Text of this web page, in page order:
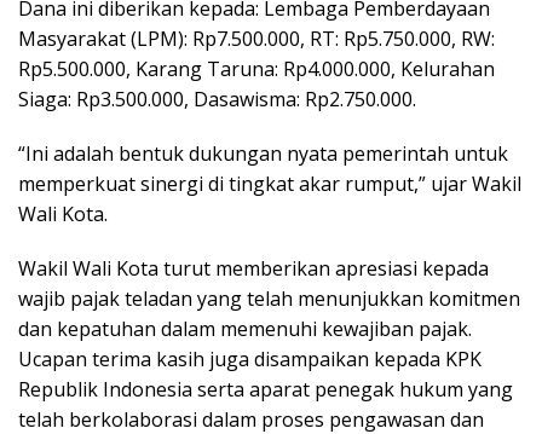
Dana ini diberikan kepada: Lembaga Pemberdayaan
Masyarakat (LPM): Rp7.500.000, RT: Rp5.750.000, RW:
Rp5.500.000, Karang Taruna: Rp4.000.000, Kelurahan
Siaga: Rp3.500.000, Dasawisma: Rp2.750.000.
“Ini adalah bentuk dukungan nyata pemerintah untuk
memperkuat sinergi di tingkat akar rumput,” ujar Wakil
Wali Kota.
Wakil Wali Kota turut memberikan apresiasi kepada
wajib pajak teladan yang telah menunjukkan komitmen
dan kepatuhan dalam memenuhi kewajiban pajak.
Ucapan terima kasih juga disampaikan kepada KPK
Republik Indonesia serta aparat penegak hukum yang
telah berkolaborasi dalam proses pengawasan dan